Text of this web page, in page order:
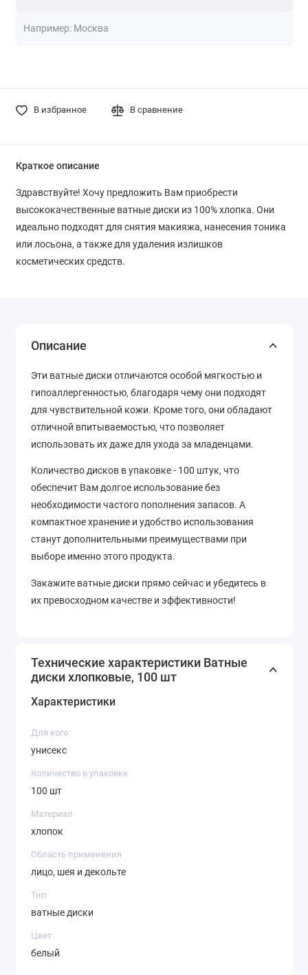
В избранное В сравнение
Краткое описание
Здравствуйте! Хочу предложить Вам приобрести
высококачественные ватные диски из 100% хлопка. Они
идеально подходят для снятия макияжа, нанесения тоника
или лосьона, а также для удаления излишков
косметических средств.
Описание
Эти ватные диски отличаются особой мягкостью и
гипоаллергенностью, благодаря чему они подходят
для чувствительной кожи. Кроме того, они обладают
отличной впитываемостью, что позволяет
использовать их даже для ухода за младенцами.
Количество дисков в упаковке - 100 штук, что
обеспечит Вам долгое использование без
необходимости частого пополнения запасов. А
компактное хранение и удобство использования
станут дополнительными преимуществами при
выборе именно этого продукта.
Закажите ватные диски прямо сейчас и убедитесь в
их превосходном качестве и эффективности!
Технические характеристики Ватные
диски хлопковые, 100 шт
Характеристики
Для кого
унисекс
Количество в упаковке
100 шт
Материал
хлопок
Область применения
лицо, шея и декольте
Тип
ватные диски
Цвет
белый